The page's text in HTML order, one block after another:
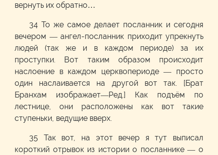
вернуть их обратно…
34 То же самое делает посланник и сегодня
вечером — ангел-посланник приходит упрекнуть
людей (так же и в каждом периоде) за их
проступки. Вот таким образом происходит
наслоение в каждом церквопериоде — просто
один наслаивается на другой вот так. [Брат
Бранхам изображает—Ред.] Как подъём по
лестнице, они расположены как вот такие
ступеньки, ведущие вверх.
35 Так вот, на этот вечер я тут выписал
короткий отрывок из истории о посланнике — о